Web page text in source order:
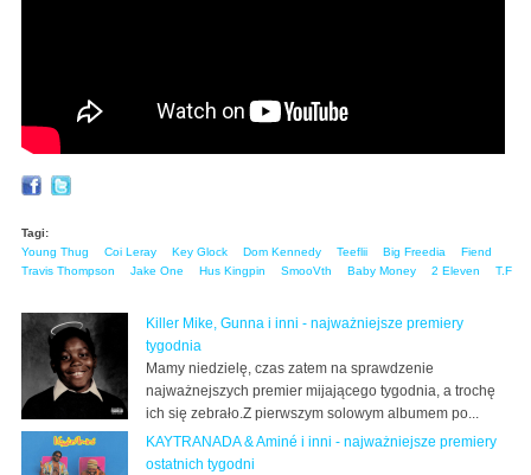
Tagi:
Young Thug
Coi Leray Key Glock Dom Kennedy Teeflii Big Freedia
Fiend
Travis Thompson
Jake One Hus Kingpin SmooVth Baby Money 2 Eleven T.F
Killer Mike, Gunna i inni - najważniejsze premiery
tygodnia
Mamy niedzielę, czas zatem na sprawdzenie
najważnejszych premier mijającego tygodnia, a trochę
ich się zebrało.Z pierwszym solowym albumem po...
KAYTRANADA & Aminé i inni - najważniejsze premiery
ostatnich tygodni